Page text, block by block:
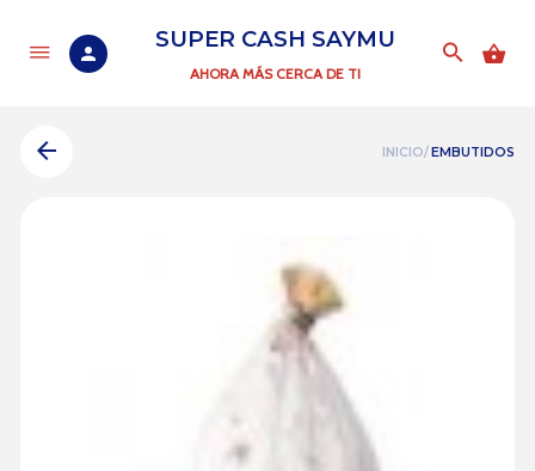
SUPER CASH SAYMU
AHORA MÁS CERCA DE TI
INICIO/EMBUTIDOS